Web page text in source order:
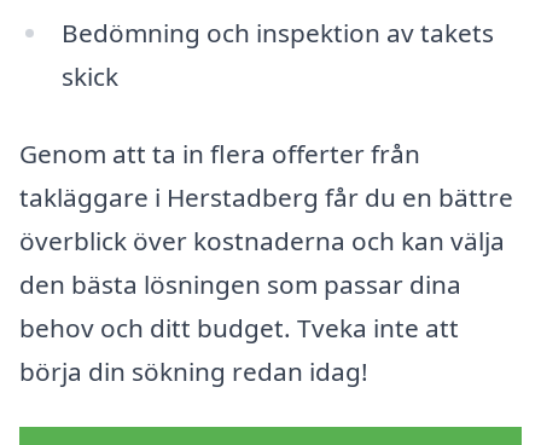
Bedömning och inspektion av takets
skick
Genom att ta in flera offerter från
takläggare i Herstadberg får du en bättre
överblick över kostnaderna och kan välja
den bästa lösningen som passar dina
behov och ditt budget. Tveka inte att
börja din sökning redan idag!